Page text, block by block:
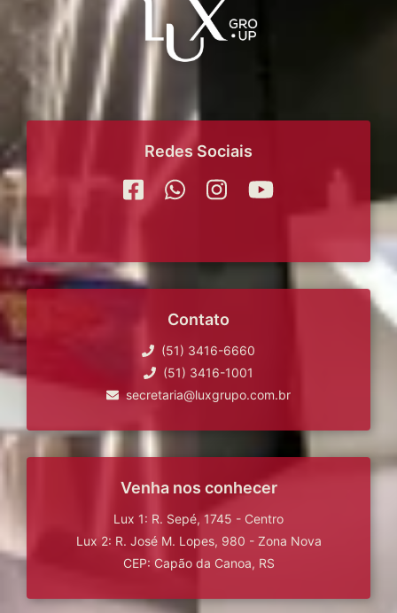
Redes Sociais
Contato
(51) 3416-6660
(51) 3416-1001
secretaria@luxgrupo.com.br
Venha nos conhecer
Lux 1: R. Sepé, 1745 - Centro
Lux 2: R. José M. Lopes, 980 - Zona Nova
CEP: Capão da Canoa, RS